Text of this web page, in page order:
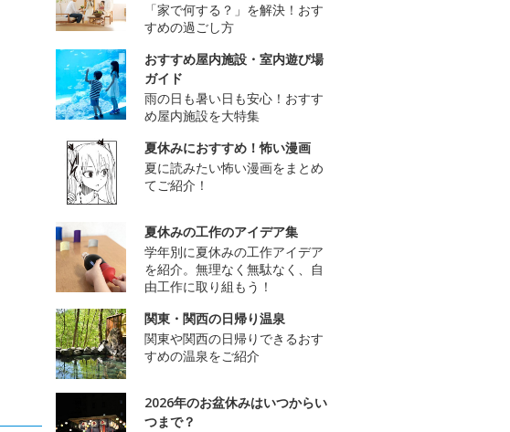
「家で何する？」を解決！おす
すめの過ごし方
おすすめ屋内施設・室内遊び場
ガイド
雨の日も暑い日も安心！おすす
め屋内施設を大特集
夏休みにおすすめ！怖い漫画
夏に読みたい怖い漫画をまとめ
てご紹介！
夏休みの工作のアイデア集
学年別に夏休みの工作アイデア
を紹介。無理なく無駄なく、自
由工作に取り組もう！
関東・関西の日帰り温泉
関東や関西の日帰りできるおす
すめの温泉をご紹介
2026年のお盆休みはいつからい
つまで？